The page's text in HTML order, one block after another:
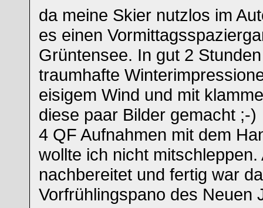
da meine Skier nutzlos im
es einen
Grüntensee. In gut 2
traumhafte
eisigem Wind und mit
diese paar Bilder gemacht ;-)
4 QF Aufnahmen mit dem
wollte ich nicht
nachbereitet und fertig war
Vorfrühlingspano des Neuen